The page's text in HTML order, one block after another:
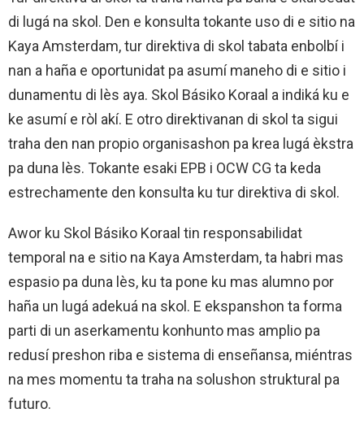
di lugá na skol. Den e konsulta tokante uso di e sitio na
Kaya Amsterdam, tur direktiva di skol tabata enbolbí i
nan a haña e oportunidat pa asumí maneho di e sitio i
dunamentu di lès aya. Skol Básiko Koraal a indiká ku e
ke asumí e ròl akí. E otro direktivanan di skol ta sigui
traha den nan propio organisashon pa krea lugá èkstra
pa duna lès. Tokante esaki EPB i OCW CG ta keda
estrechamente den konsulta ku tur direktiva di skol.
Awor ku Skol Básiko Koraal tin responsabilidat
temporal na e sitio na Kaya Amsterdam, ta habri mas
espasio pa duna lès, ku ta pone ku mas alumno por
haña un lugá adekuá na skol. E ekspanshon ta forma
parti di un aserkamentu konhunto mas amplio pa
redusí preshon riba e sistema di enseñansa, miéntras
na mes momentu ta traha na solushon struktural pa
futuro.